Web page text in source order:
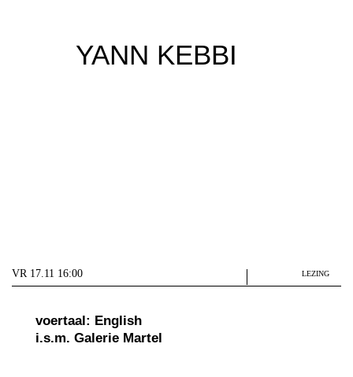
YANN KEBBI
VR 17.11 16:00 LEZING
voertaal: English
i.s.m. Galerie Martel